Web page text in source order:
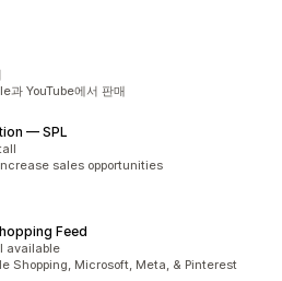
과 YouTube에서 판매
— SPL
sales opportunities
Feed
available
Shopping, Microsoft, Meta, & Pinterest